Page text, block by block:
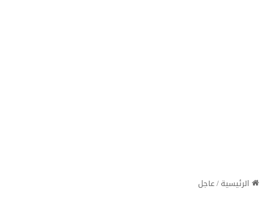
الرئيسية/عاجل